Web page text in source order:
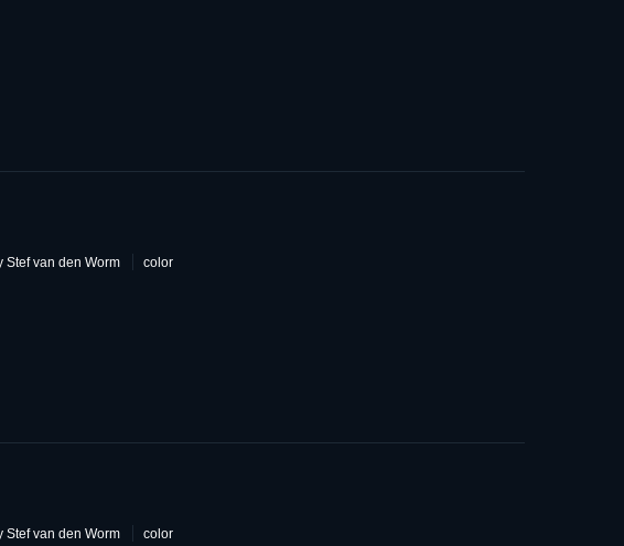
Stef van den Worm color
Stef van den Worm color